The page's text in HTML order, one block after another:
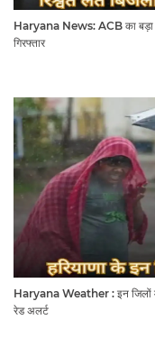
Haryana News: ACB का बड़ा
गिरफ्तार
Haryana Weather : इन जिलों में
रेड अलर्ट